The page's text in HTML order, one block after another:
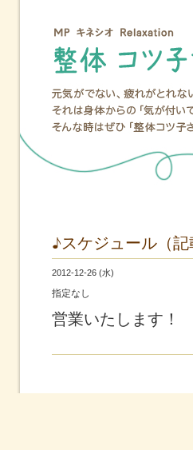
♪スケジュール（
2012-12-26 (水)
指定なし
営業いたします！